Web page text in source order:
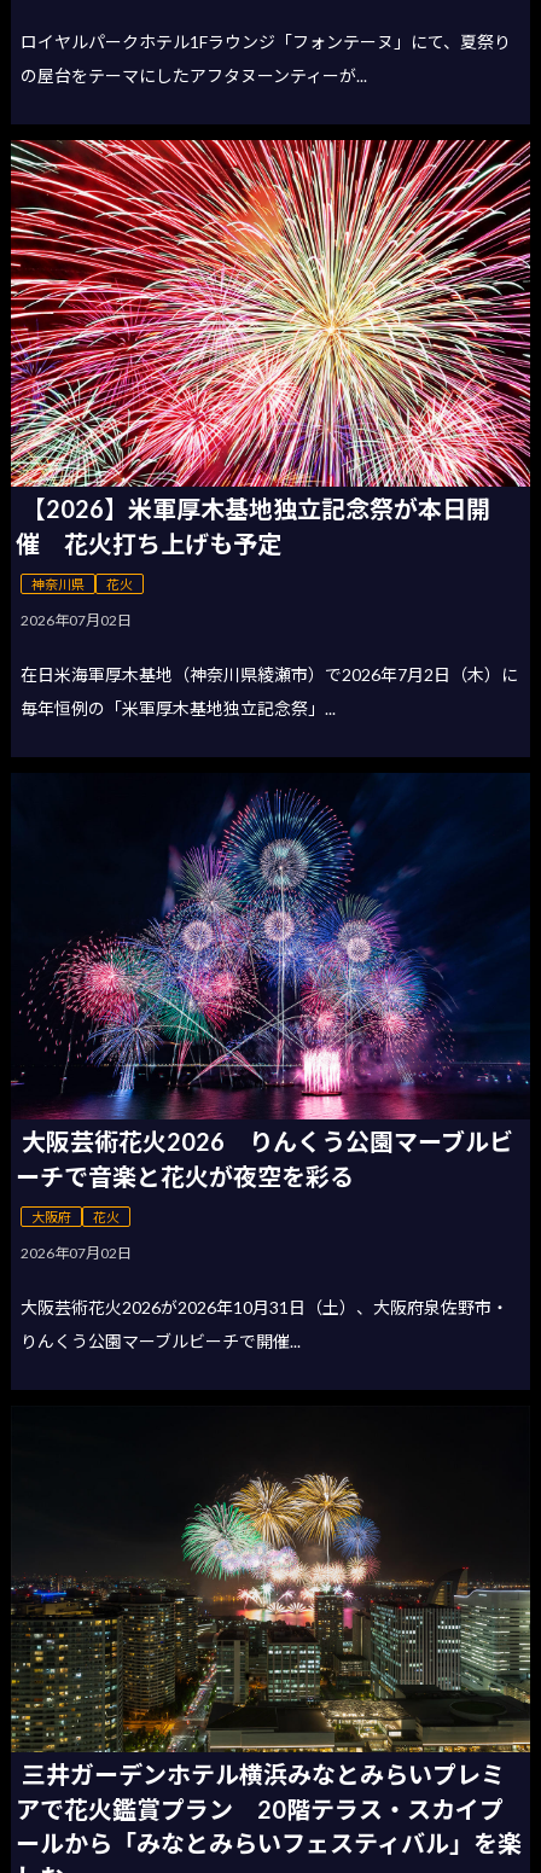
ロイヤルパークホテル1Fラウンジ「フォンテーヌ」にて、夏祭り
の屋台をテーマにしたアフタヌーンティーが...
【2026】米軍厚木基地独立記念祭が本日開
催 花火打ち上げも予定
神奈川県 花火
2026年07月02日
在日米海軍厚木基地（神奈川県綾瀬市）で2026年7月2日（木）に
毎年恒例の「米軍厚木基地独立記念祭」...
大阪芸術花火2026 りんくう公園マーブルビ
ーチで音楽と花火が夜空を彩る
大阪府 花火
2026年07月02日
大阪芸術花火2026が2026年10月31日（土）、大阪府泉佐野市・
りんくう公園マーブルビーチで開催...
三井ガーデンホテル横浜みなとみらいプレミ
アで花火鑑賞プラン 20階テラス・スカイプ
ールから「みなとみらいフェスティバル」を楽